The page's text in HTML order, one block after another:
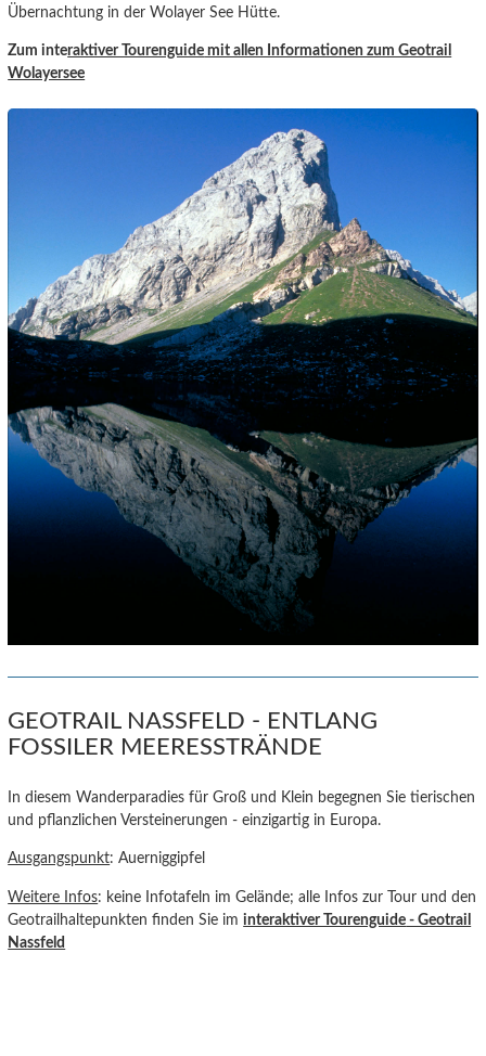
Übernachtung in der Wolayer See Hütte.
Zum interaktiver Tourenguide mit allen Informationen zum Geotrail
Wolayersee
GEOTRAIL NASSFELD - ENTLANG
FOSSILER MEERESSTRÄNDE
In diesem Wanderparadies für Groß und Klein begegnen Sie tierischen
und pflanzlichen Versteinerungen - einzigartig in Europa.
Ausgangspunkt: Auerniggipfel
Weitere Infos: keine Infotafeln im Gelände; alle Infos zur Tour und den
Geotrailhaltepunkten finden Sie iminteraktiver Tourenguide - Geotrail
Nassfeld